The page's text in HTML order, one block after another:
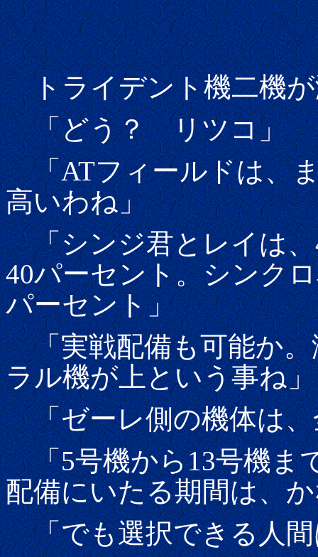
トライデント機二機が
「どう？ リツコ」
「ATフィールドは、
高いわね」
「シンジ君とレイは、
40パーセント。シンク
パーセント」
「実戦配備も可能か。
ラル機が上という事ね」
「ゼーレ側の機体は、
「5号機から13号機ま
配備にいたる期間は、
「でも選択できる人間